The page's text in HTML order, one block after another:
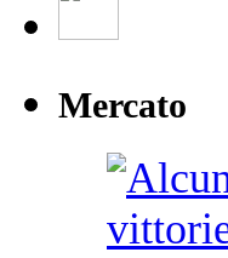
Mercato